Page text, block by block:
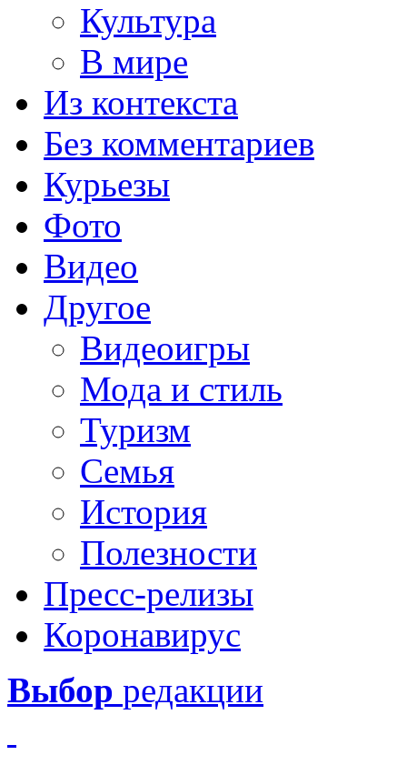
Культура
В мире
Из контекста
Без комментариев
Курьезы
Фото
Видео
Другое
Видеоигры
Мода и стиль
Туризм
Семья
История
Полезности
Пресс-релизы
Коронавирус
Выбор редакции